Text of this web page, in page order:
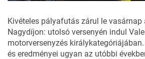
Kivételes pályafutás zárul le vasárnap
Nagydíjon: utolsó versenyén indul
motorversenyzés
és eredményei ugyan az utóbbi